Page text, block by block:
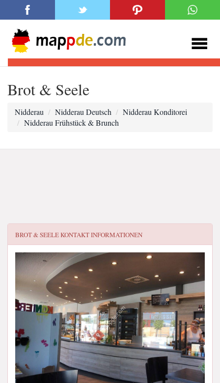
Brot & Seele
Nidderau Nidderau Deutsch
Nidderau Konditorei
Nidderau Frühstück & Brunch
BROT & SEELEKONTAKT INFORMATIONEN